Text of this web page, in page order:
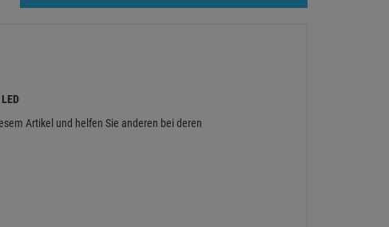
Artikel und helfen Sie anderen bei deren